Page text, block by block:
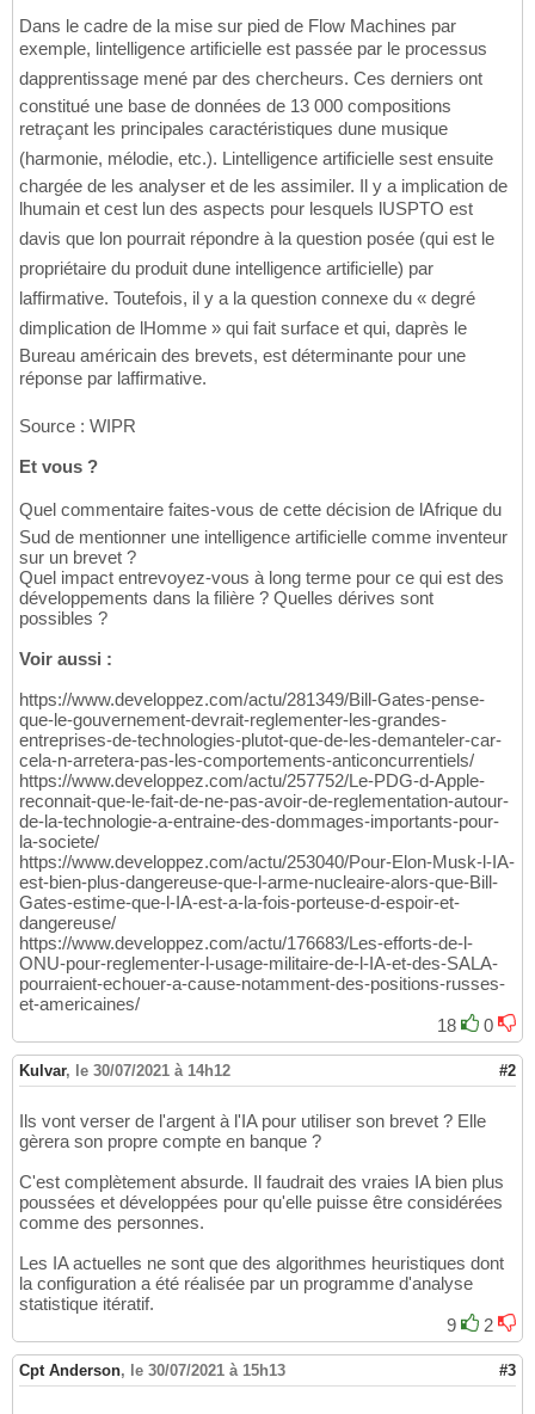
Dans le cadre de la mise sur pied de Flow Machines par
exemple, lintelligence artificielle est passée par le processus
dapprentissage mené par des chercheurs. Ces derniers ont
constitué une base de données de 13 000 compositions
retraçant les principales caractéristiques dune musique
(harmonie, mélodie, etc.). Lintelligence artificielle sest ensuite
chargée de les analyser et de les assimiler. Il y a implication de
lhumain et cest lun des aspects pour lesquels lUSPTO est
davis que lon pourrait répondre à la question posée (qui est le
propriétaire du produit dune intelligence artificielle) par
laffirmative. Toutefois, il y a la question connexe du « degré
dimplication de lHomme » qui fait surface et qui, daprès le
Bureau américain des brevets, est déterminante pour une
réponse par laffirmative.
Source : WIPR
Et vous ?
Quel commentaire faites-vous de cette décision de lAfrique du
Sud de mentionner une intelligence artificielle comme inventeur
sur un brevet ?
Quel impact entrevoyez-vous à long terme pour ce qui est des
développements dans la filière ? Quelles dérives sont
possibles ?
Voir aussi :
https://www.developpez.com/actu/281349/Bill-Gates-pense-
que-le-gouvernement-devrait-reglementer-les-grandes-
entreprises-de-technologies-plutot-que-de-les-demanteler-car-
cela-n-arretera-pas-les-comportements-anticoncurrentiels/
https://www.developpez.com/actu/257752/Le-PDG-d-Apple-
reconnait-que-le-fait-de-ne-pas-avoir-de-reglementation-autour-
de-la-technologie-a-entraine-des-dommages-importants-pour-
la-societe/
https://www.developpez.com/actu/253040/Pour-Elon-Musk-l-IA-
est-bien-plus-dangereuse-que-l-arme-nucleaire-alors-que-Bill-
Gates-estime-que-l-IA-est-a-la-fois-porteuse-d-espoir-et-
dangereuse/
https://www.developpez.com/actu/176683/Les-efforts-de-l-
ONU-pour-reglementer-l-usage-militaire-de-l-IA-et-des-SALA-
pourraient-echouer-a-cause-notamment-des-positions-russes-
et-americaines/
18
0
Kulvar, le 30/07/2021 à 14h12 #2
Ils vont verser de l'argent à l'IA pour utiliser son brevet ? Elle
gèrera son propre compte en banque ?
C'est complètement absurde. Il faudrait des vraies IA bien plus
poussées et développées pour qu'elle puisse être considérées
comme des personnes.
Les IA actuelles ne sont que des algorithmes heuristiques dont
la configuration a été réalisée par un programme d'analyse
statistique itératif.
9
2
Cpt Anderson, le 30/07/2021 à 15h13 #3